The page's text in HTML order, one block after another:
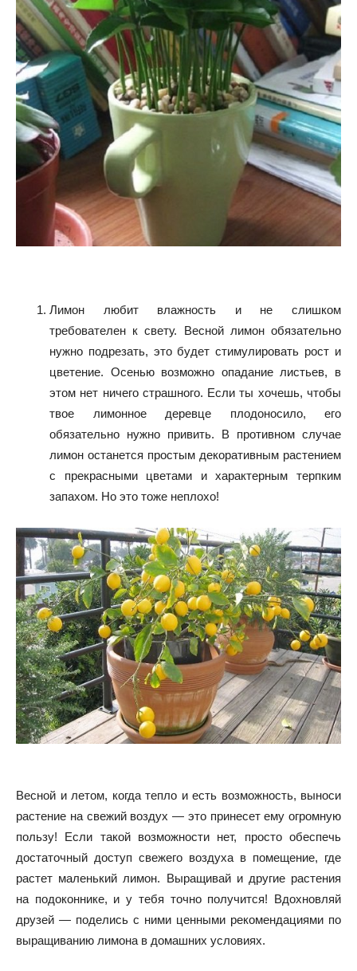
Лимон любит влажность и не слишком
требователен к свету. Весной лимон обязательно
нужно подрезать, это будет стимулировать рост и
цветение. Осенью возможно опадание листьев, в
этом нет ничего страшного. Если ты хочешь, чтобы
твое лимонное деревце плодоносило, его
обязательно нужно привить. В противном случае
лимон останется простым декоративным растением
с прекрасными цветами и характерным терпким
запахом. Но это тоже неплохо!
Весной и летом, когда тепло и есть возможность, выноси
растение на свежий воздух — это принесет ему огромную
пользу! Если такой возможности нет, просто обеспечь
достаточный доступ свежего воздуха в помещение, где
растет маленький лимон. Выращивай и другие растения
на подоконнике, и у тебя точно получится! Вдохновляй
друзей — поделись с ними ценными рекомендациями по
выращиванию лимона в домашних условиях.